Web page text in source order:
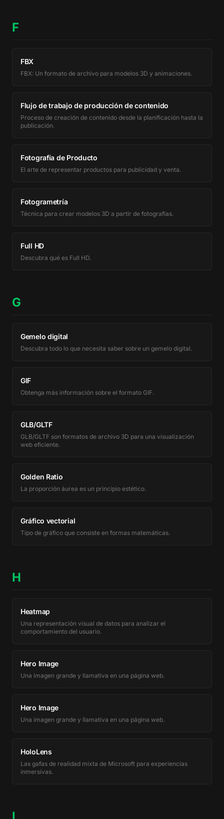
F
FBX
FBX: Un formato de archivo para modelos 3D y animaciones.
Flujo de trabajo de producción de contenido
Proceso de creación de contenido desde la planificación hasta la
publicación.
Fotografía de Producto
El arte de representar productos para publicidad y venta.
Fotogrametría
Técnica para crear modelos 3D a partir de fotografías.
Full HD
Descubra qué es Full HD.
G
Gemelo digital
Descubra todo lo que necesita saber sobre un gemelo digital.
GIF
Obtenga más información sobre el formato GIF.
GLB/GLTF
GLB/GLTF son formatos de archivo 3D para una visualización
web eficiente.
Golden Ratio
La proporción áurea es un principio estético.
Gráfico vectorial
Tipo de gráfico que consiste en formas matemáticas.
H
Heatmap
Una representación visual de datos para analizar el
comportamiento del usuario.
Hero Image
Una imagen grande y llamativa en una página web.
Hero Image
Una imagen grande y llamativa en una página web.
HoloLens
Las gafas de realidad mixta de Microsoft para experiencias
inmersivas.